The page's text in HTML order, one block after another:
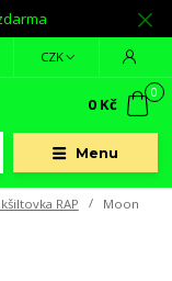
Menu
CZK
0
0 Kč
RAP
Moon